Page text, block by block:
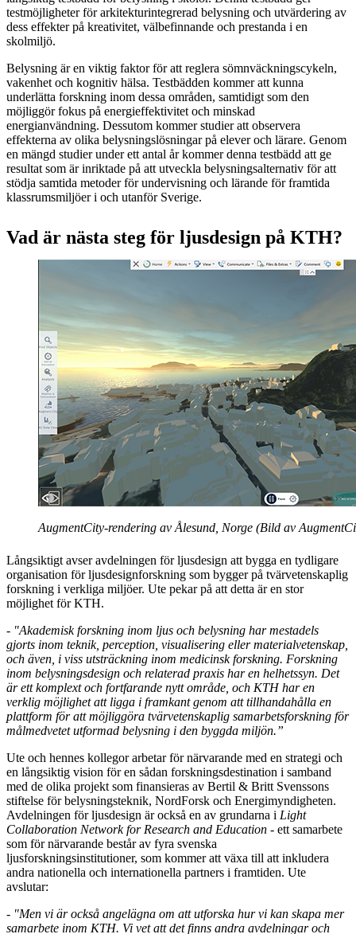
testmöjligheter för arkitekturintegrerad belysning och utvärdering av
dess effekter på kreativitet, välbefinnande och prestanda i en
skolmiljö.
Belysning är en viktig faktor för att reglera sömnväckningscykeln,
vakenhet och kognitiv hälsa. Testbädden kommer att kunna
underlätta forskning inom dessa områden, samtidigt som den
möjliggör fokus på energieffektivitet och minskad
energianvändning. Dessutom kommer studier att observera
effekterna av olika belysningslösningar på elever och lärare. Genom
en mängd studier under ett antal år kommer denna testbädd att ge
resultat som är inriktade på att utveckla belysningsalternativ för att
stödja samtida metoder för undervisning och lärande för framtida
klassrumsmiljöer i och utanför Sverige.
Vad är nästa steg för ljusdesign på KTH?
AugmentCity-rendering av Ålesund, Norge (Bild av
Långsiktigt avser avdelningen för ljusdesign att bygga en tydligare
organisation för ljusdesignforskning som bygger på tvärvetenskaplig
forskning i verkliga miljöer. Ute pekar på att detta är en stor
möjlighet för KTH.
- "Akademisk forskning inom ljus och belysning har mestadels
gjorts inom teknik, perception, visualisering eller materialvetenskap,
och även, i viss utsträckning inom medicinsk forskning. Forskning
inom belysningsdesign och relaterad praxis har en helhetssyn. Det
är ett komplext och fortfarande nytt område, och KTH har en
verklig möjlighet att ligga i framkant genom att tillhandahålla en
plattform för att möjliggöra tvärvetenskaplig samarbetsforskning för
målmedvetet utformad belysning i den byggda miljön.”
Ute och hennes kollegor arbetar för närvarande med en strategi och
en långsiktig vision för en sådan forskningsdestination i samband
med de olika projekt som finansieras av Bertil & Britt Svenssons
stiftelse för belysningsteknik, NordForsk och Energimyndigheten.
Avdelningen för ljusdesign är också en av grundarna i Light
Collaboration Network for Research and Education - ett samarbete
som för närvarande består av fyra svenska
ljusforskningsinstitutioner, som kommer att växa till att inkludera
andra nationella och internationella partners i framtiden. Ute
avslutar:
- "Men vi är också angelägna om att utforska hur vi kan skapa mer
samarbete inom KTH. Vi vet att det finns andra avdelningar och